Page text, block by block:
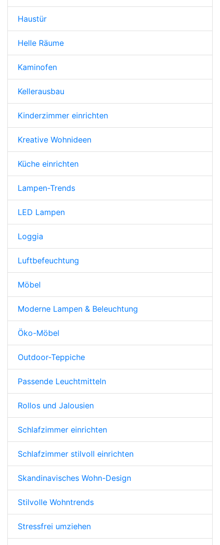
Haustür
Helle Räume
Kaminofen
Kellerausbau
Kinderzimmer einrichten
Kreative Wohnideen
Küche einrichten
Lampen-Trends
LED Lampen
Loggia
Luftbefeuchtung
Möbel
Moderne Lampen & Beleuchtung
Öko-Möbel
Outdoor-Teppiche
Passende Leuchtmitteln
Rollos und Jalousien
Schlafzimmer einrichten
Schlafzimmer stilvoll einrichten
Skandinavisches Wohn-Design
Stilvolle Wohntrends
Stressfrei umziehen